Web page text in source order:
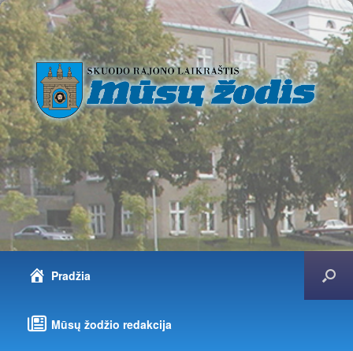
Pradžia
Mūsų žodžio redakcija